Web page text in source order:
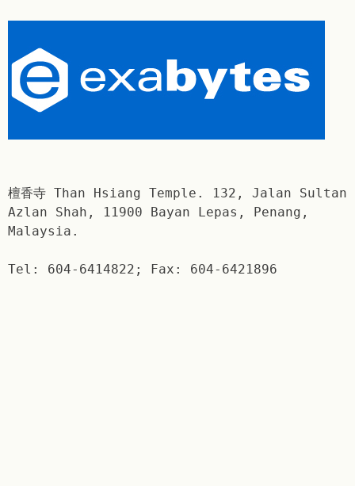
檀香寺 Than Hsiang Temple. 132, Jalan Sultan
Azlan Shah, 11900 Bayan Lepas, Penang,
Malaysia.
Tel: 604-6414822; Fax: 604-6421896